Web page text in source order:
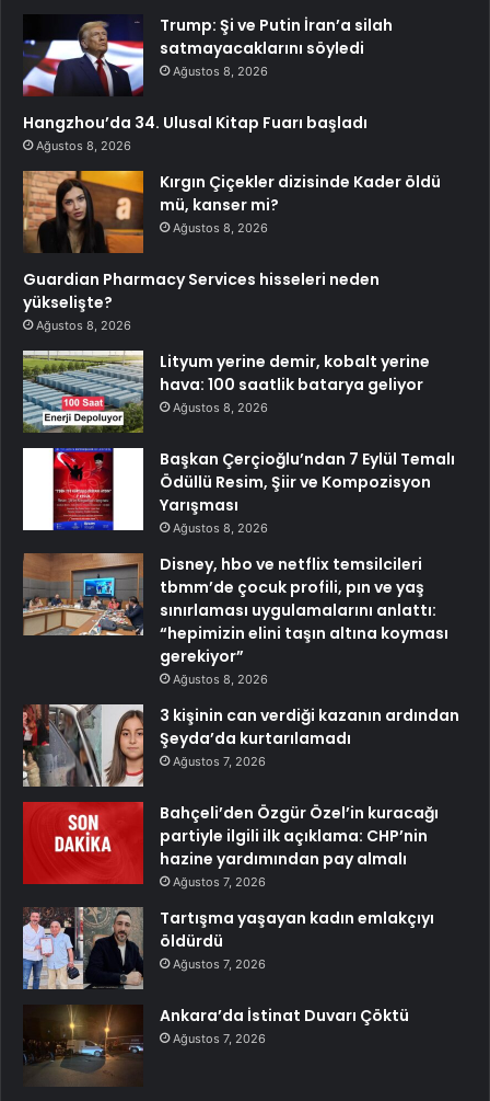
Trump: Şi ve Putin İran’a silah
satmayacaklarını söyledi
Ağustos 8, 2026
Hangzhou’da 34. Ulusal Kitap Fuarı başladı
Ağustos 8, 2026
Kırgın Çiçekler dizisinde Kader öldü
mü, kanser mi?
Ağustos 8, 2026
Guardian Pharmacy Services hisseleri neden
yükselişte?
Ağustos 8, 2026
Lityum yerine demir, kobalt yerine
hava: 100 saatlik batarya geliyor
Ağustos 8, 2026
Başkan Çerçioğlu’ndan 7 Eylül Temalı
Ödüllü Resim, Şiir ve Kompozisyon
Yarışması
Ağustos 8, 2026
Disney, hbo ve netflix temsilcileri
tbmm’de çocuk profili, pın ve yaş
sınırlaması uygulamalarını anlattı:
“hepimizin elini taşın altına koyması
gerekiyor”
Ağustos 8, 2026
3 kişinin can verdiği kazanın ardından
Şeyda’da kurtarılamadı
Ağustos 7, 2026
Bahçeli’den Özgür Özel’in kuracağı
partiyle ilgili ilk açıklama: CHP’nin
hazine yardımından pay almalı
Ağustos 7, 2026
Tartışma yaşayan kadın emlakçıyı
öldürdü
Ağustos 7, 2026
Ankara’da İstinat Duvarı Çöktü
Ağustos 7, 2026